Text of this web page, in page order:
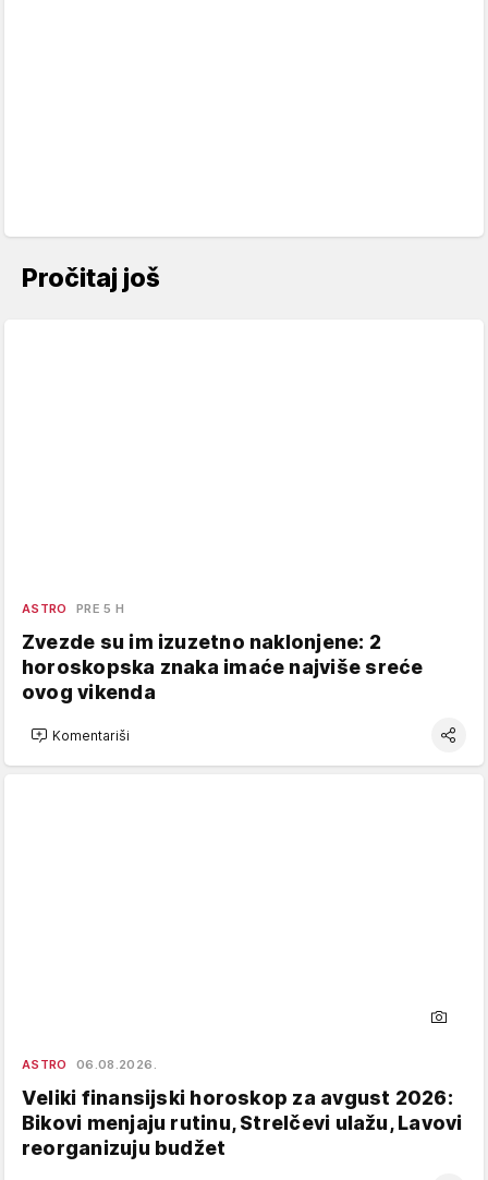
Pročitaj još
ASTRO PRE 5 H
Zvezde su im izuzetno naklonjene: 2
horoskopska znaka imaće najviše sreće
ovog vikenda
Komentariši
ASTRO 06.08.2026.
Veliki finansijski horoskop za avgust 2026:
Bikovi menjaju rutinu, Strelčevi ulažu, Lavovi
reorganizuju budžet